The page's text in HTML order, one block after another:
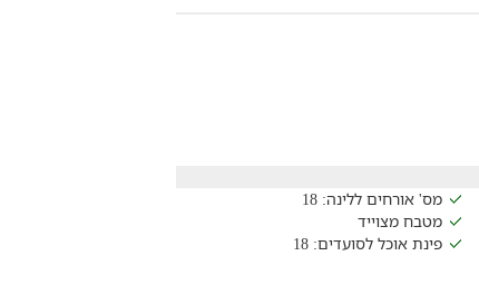
מס' אורחים ללינה: 18
מטבח מצוייד
פינת אוכל לסועדים: 18